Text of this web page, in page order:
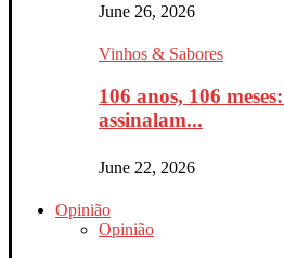
June 26, 2026
Vinhos & Sabores
106 anos, 106
assinalam...
June 22, 2026
Opinião
Opinião